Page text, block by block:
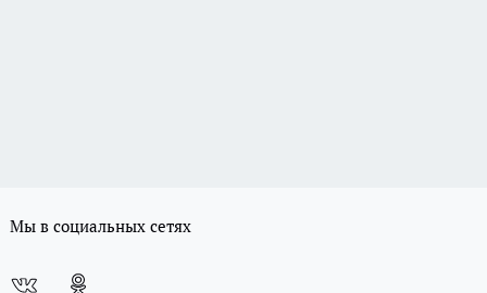
Мы в социальных сетях